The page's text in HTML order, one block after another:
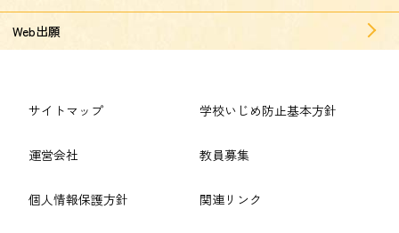
Web出願
サイトマップ
運営会社
個人情報保護方針
学校いじめ防止基本方針
教員募集
関連リンク